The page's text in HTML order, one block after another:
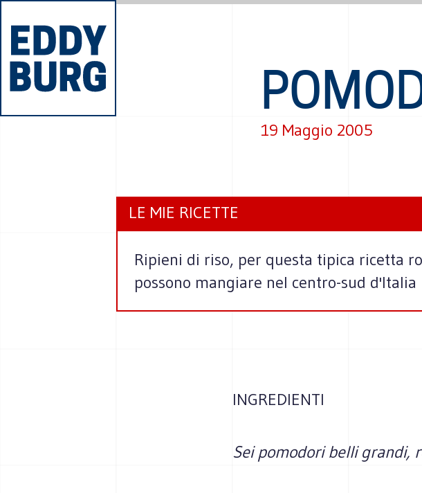
19 Maggio 2005
LE MIE RICETTE
Ripieni di riso, per questa tipica ricetta
possono mangiare nel centro-sud d'Italia
INGREDIENTI
Sei pomodori belli grandi,